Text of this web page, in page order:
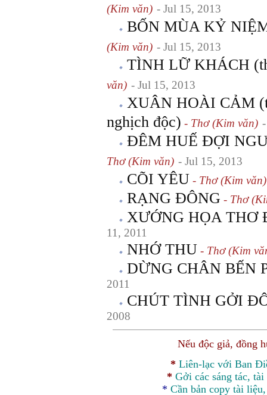
(Kim văn) - Jul 15, 2013
BỐN MÙA KỶ
(Kim văn) - Jul 15, 2013
TÌNH LỮ KHÁCH
văn) - Jul 15, 2013
XUÂN HOÀI CẢM
nghịch độc) - Thơ (Kim văn)
ĐÊM HUẾ ĐỢI
Thơ (Kim văn) - Jul 15, 2013
CÕI YÊU - Thơ (Kim văn)
RẠNG ĐÔNG - Thơ
XƯỚNG HỌA THƠ
11, 2011
NHỚ THU - Thơ (Kim
DỪNG CHÂN BẾN
2011
CHÚT TÌNH GỞI
2008
Nếu độc giả, đồng
* Liên-lạc với Ban
* Gởi các sáng tác,
* Cần bản copy tài